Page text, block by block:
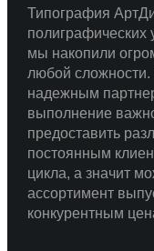
Типография
полиграфических
мы накопили
любой сложности.
надежным
выполнение
предоставить
постоянным
цикла, а значит
ассортимент
конкурентным